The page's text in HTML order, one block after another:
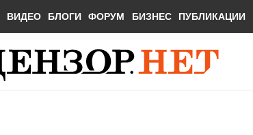
ВИДЕО БЛОГИ ФОРУМ БИЗНЕС ПУБЛИКАЦИИ